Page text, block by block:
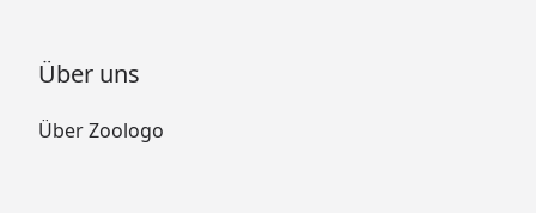
Über uns
Über Zoologo